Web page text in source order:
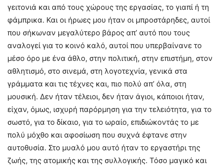
γειτονιά και από τους χώρους της εργασίας, το γιαπί ή τη
φάμπρικα. Και οι ήρωες μου ήταν οι μπροστάρηδες, αυτοί
που σήκωναν μεγαλύτερο βάρος απ’ αυτό που τους
αναλογεί για το κοινό καλό, αυτοί που υπερβαίνανε το
μέσο όρο με ένα άθλο, στην πολιτική, στην επιστήμη, στον
αθλητισμό, στο σινεμά, στη λογοτεχνία, γενικά στα
γράμματα και τις τέχνες και, πιο πολύ απ’ όλα, στη
μουσική. Δεν ήταν τέλειοι, δεν ήταν άγιοι, κάποιοι ήταν,
είχαν, όμως, ισχυρή παρόρμηση για την τελειότητα, για το
σωστό, για το δίκαιο, για το ωραίο, επιδιώκοντάς το με
πολύ μόχθο και αφοσίωση που συχνά έφτανε στην
αυτοθυσία. Στο μυαλό μου αυτό ήταν το εργαστήρι της
ζωής, της ατομικής και της συλλογικής. Τόσο μαγικό και